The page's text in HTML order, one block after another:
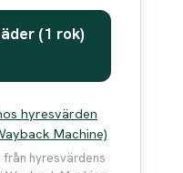
(1 rok)
hyresvärden
Machine)
från hyresvärdens